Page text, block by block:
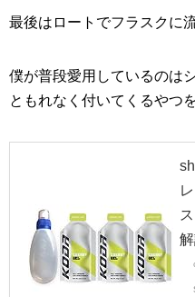
最後はロートでフラスクに
僕が普段愛用しているのは
ともれなく付いてくるやつ